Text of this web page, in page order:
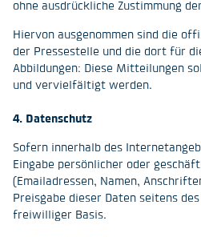
ohne ausdrückliche Zustimmung
Hiervon ausgenommen sind die
der Pressestelle und die dort für
Abbildungen: Diese Mitteilungen
und vervielfältigt werden.
4. Datenschutz
Sofern innerhalb des
Eingabe persönlicher oder
(Emailadressen, Namen,
Preisgabe dieser Daten seitens
freiwilliger Basis.